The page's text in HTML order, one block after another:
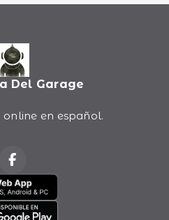
Del Garage
online en español.